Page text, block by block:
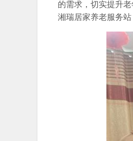
的需求，切实提升
湘瑞居家养老服务